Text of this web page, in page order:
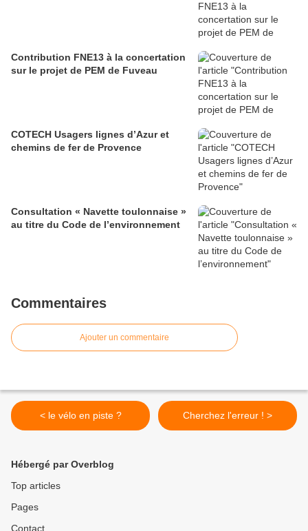
Contribution FNE13 à la concertation
sur le projet de PEM de Fuveau
COTECH Usagers lignes d’Azur et
chemins de fer de Provence
Consultation « Navette toulonnaise »
au titre du Code de l’environnement
Commentaires
Ajouter un commentaire
< le vélo en piste ? Cherchez l'erreur ! >
Hébergé par Overblog
Top articles
Pages
Contact